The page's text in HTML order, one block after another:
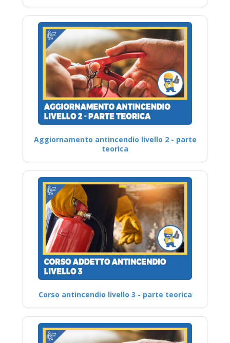
Aggiornamento antincendio livello 2 - parte
teorica
Corso antincendio livello 3 - parte teorica